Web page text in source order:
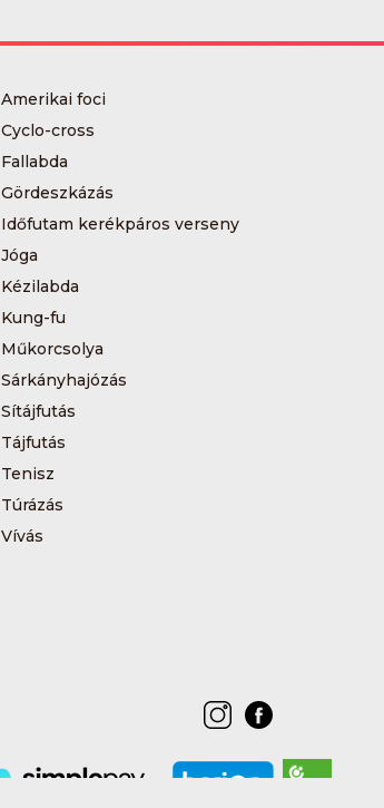
Amerikai foci
Cyclo-cross
Fallabda
Gördeszkázás
Időfutam kerékpáros verseny
Jóga
Kézilabda
Kung-fu
Műkorcsolya
Sárkányhajózás
Sítájfutás
Tájfutás
Tenisz
Túrázás
Vívás